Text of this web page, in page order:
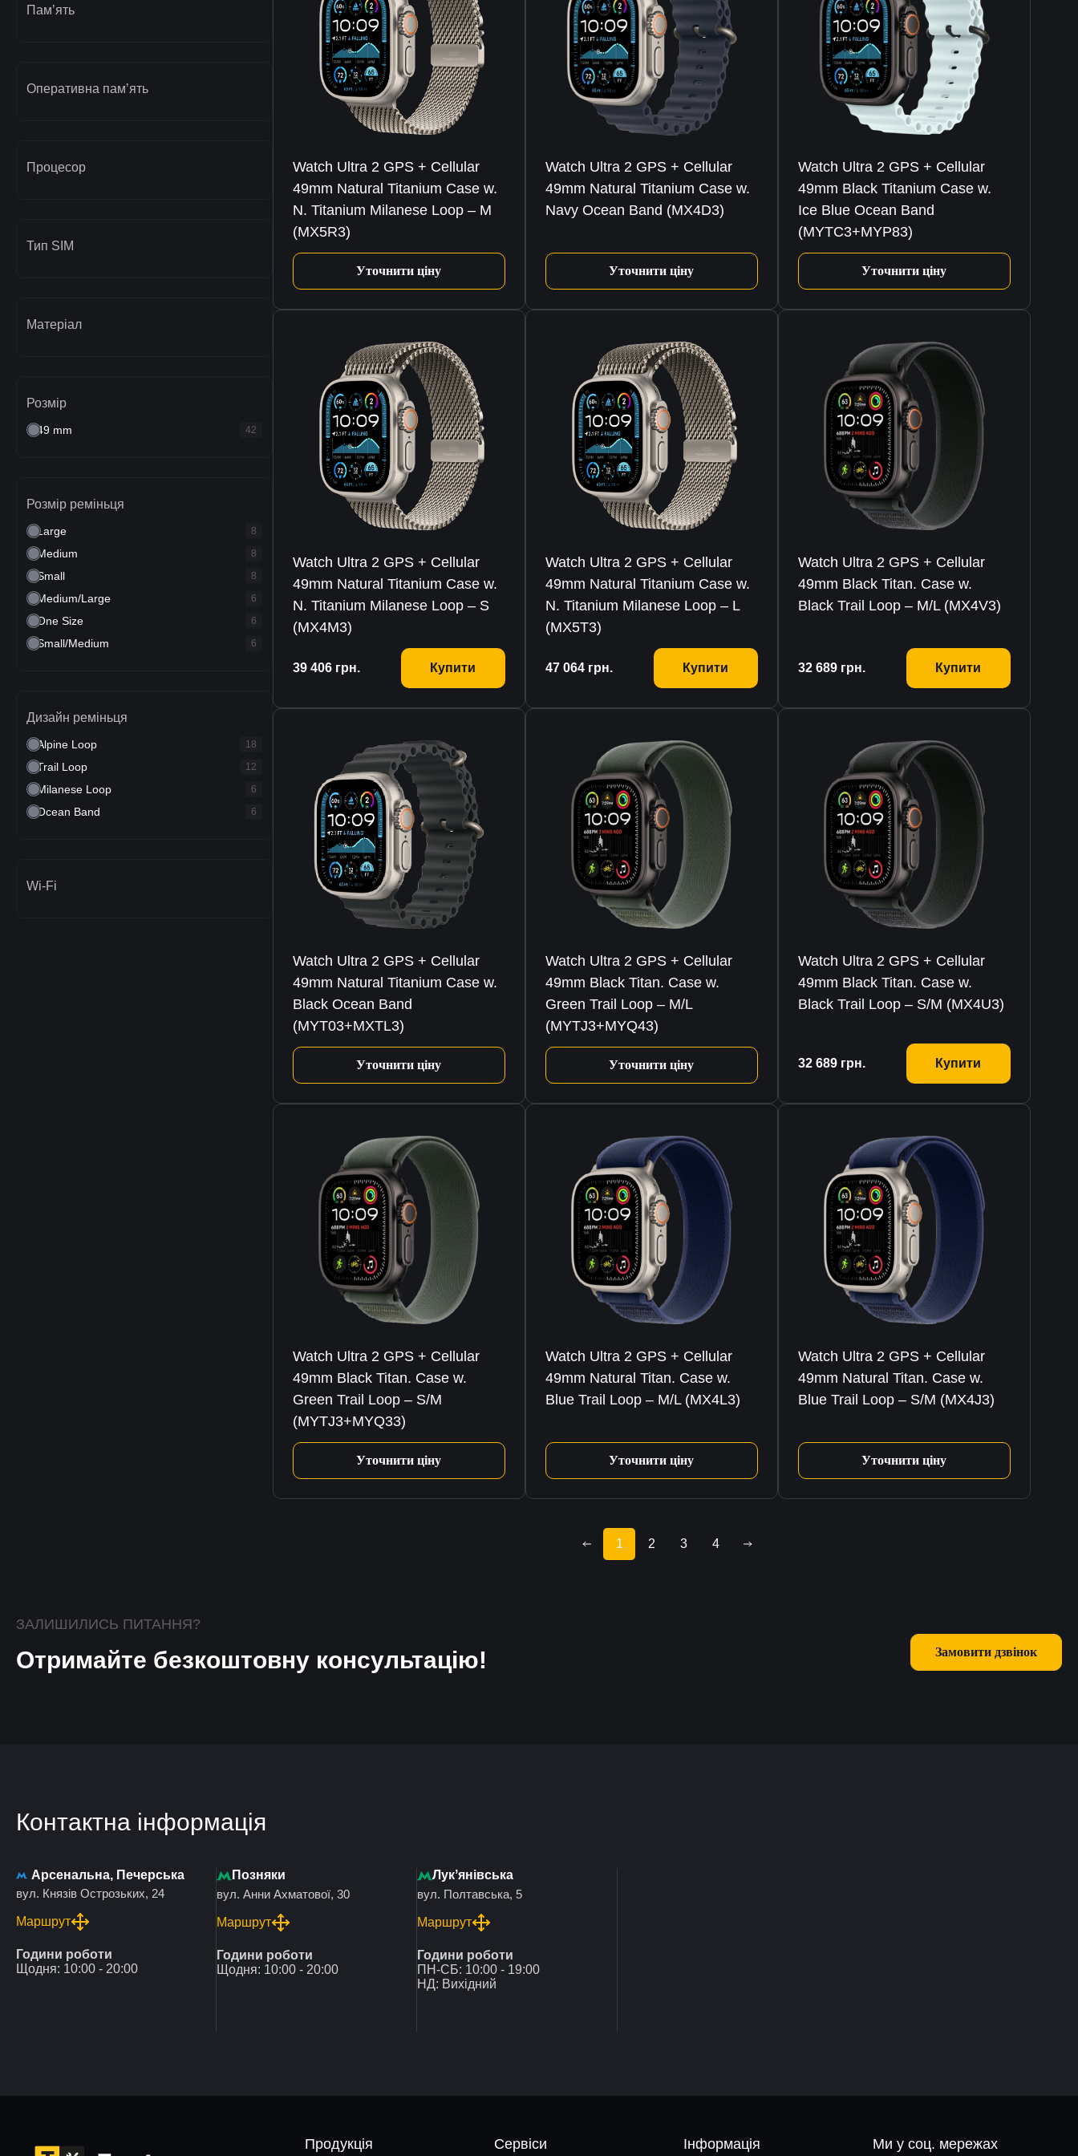
Памʼять
Оперативна памʼять
Процесор
Тип SIM
Матеріал
Розмір
49 mm 42
Розмір реміньця
Large 8
Medium 8
Small 8
Medium/Large 6
One Size 6
Small/Medium 6
Дизайн реміньця
Alpine Loop 18
Trail Loop 12
Milanese Loop 6
Ocean Band 6
Wi-Fi
Watch Ultra 2 GPS + Cellular
49mm Natural Titanium Case w.
N. Titanium Milanese Loop – M
(MX5R3)
Уточнити ціну
Watch Ultra 2 GPS + Cellular
49mm Natural Titanium Case w.
Navy Ocean Band (MX4D3)
Уточнити ціну
Watch Ultra 2 GPS + Cellular
49mm Black Titanium Case w.
Ice Blue Ocean Band
(MYTC3+MYP83)
Уточнити ціну
Watch Ultra 2 GPS + Cellular
49mm Natural Titanium Case w.
N. Titanium Milanese Loop – S
(MX4M3)
39 406 грн. Купити
Watch Ultra 2 GPS + Cellular
49mm Natural Titanium Case w.
N. Titanium Milanese Loop – L
(MX5T3)
47 064 грн. Купити
Watch Ultra 2 GPS + Cellular
49mm Black Titan. Case w.
Black Trail Loop – M/L (MX4V3)
32 689 грн. Купити
Watch Ultra 2 GPS + Cellular
49mm Natural Titanium Case w.
Black Ocean Band
(MYT03+MXTL3)
Уточнити ціну
Watch Ultra 2 GPS + Cellular
49mm Black Titan. Case w.
Green Trail Loop – M/L
(MYTJ3+MYQ43)
Уточнити ціну
Watch Ultra 2 GPS + Cellular
49mm Black Titan. Case w.
Black Trail Loop – S/M (MX4U3)
32 689 грн. Купити
Watch Ultra 2 GPS + Cellular
49mm Black Titan. Case w.
Green Trail Loop – S/M
(MYTJ3+MYQ33)
Уточнити ціну
Watch Ultra 2 GPS + Cellular
49mm Natural Titan. Case w.
Blue Trail Loop – M/L (MX4L3)
Уточнити ціну
Watch Ultra 2 GPS + Cellular
49mm Natural Titan. Case w.
Blue Trail Loop – S/M (MX4J3)
Уточнити ціну
1 2 3 4
ЗАЛИШИЛИСЬ ПИТАННЯ?
Отримайте безкоштовну консультацію! Замовити дзвінок
Контактна інформація
Арсенальна, Печерська
вул. Князів Острозьких, 24
Маршрут
Години роботи
Щодня: 10:00 - 20:00
Позняки
вул. Анни Ахматової, 30
Маршрут
Години роботи
Щодня: 10:00 - 20:00
Лукʼянівська
вул. Полтавська, 5
Маршрут
Години роботи
ПН-СБ: 10:00 - 19:00
НД: Вихідний
Продукція Сервіси Інформація Ми у соц. мережах